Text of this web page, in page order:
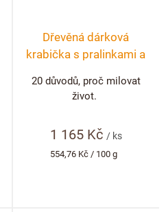
Dřevěná dárková
krabička s pralinkami a
1 165 Kč / ks
Měrná
554,76 Kč / 100 g
20 důvodů, proč milovat
život.